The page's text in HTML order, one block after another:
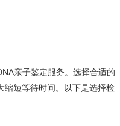
亲子鉴定服务。选择合适的
缩短等待时间。以下是选择检